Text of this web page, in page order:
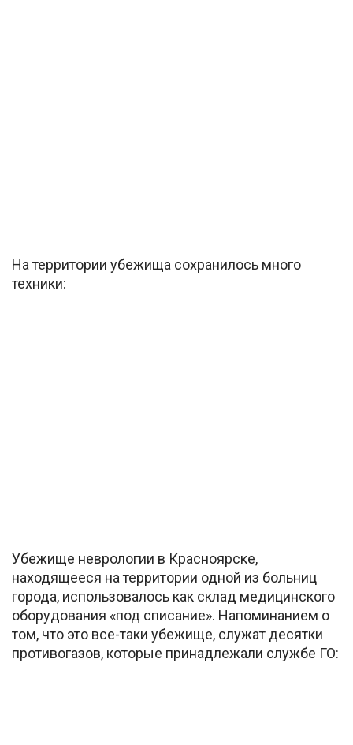
На территории убежища сохранилось много
техники:
Убежище неврологии в Красноярске,
находящееся на территории одной из больниц
города, использовалось как склад медицинского
оборудования «под списание». Напоминанием о
том, что это все-таки убежище, служат десятки
противогазов, которые принадлежали службе ГО: